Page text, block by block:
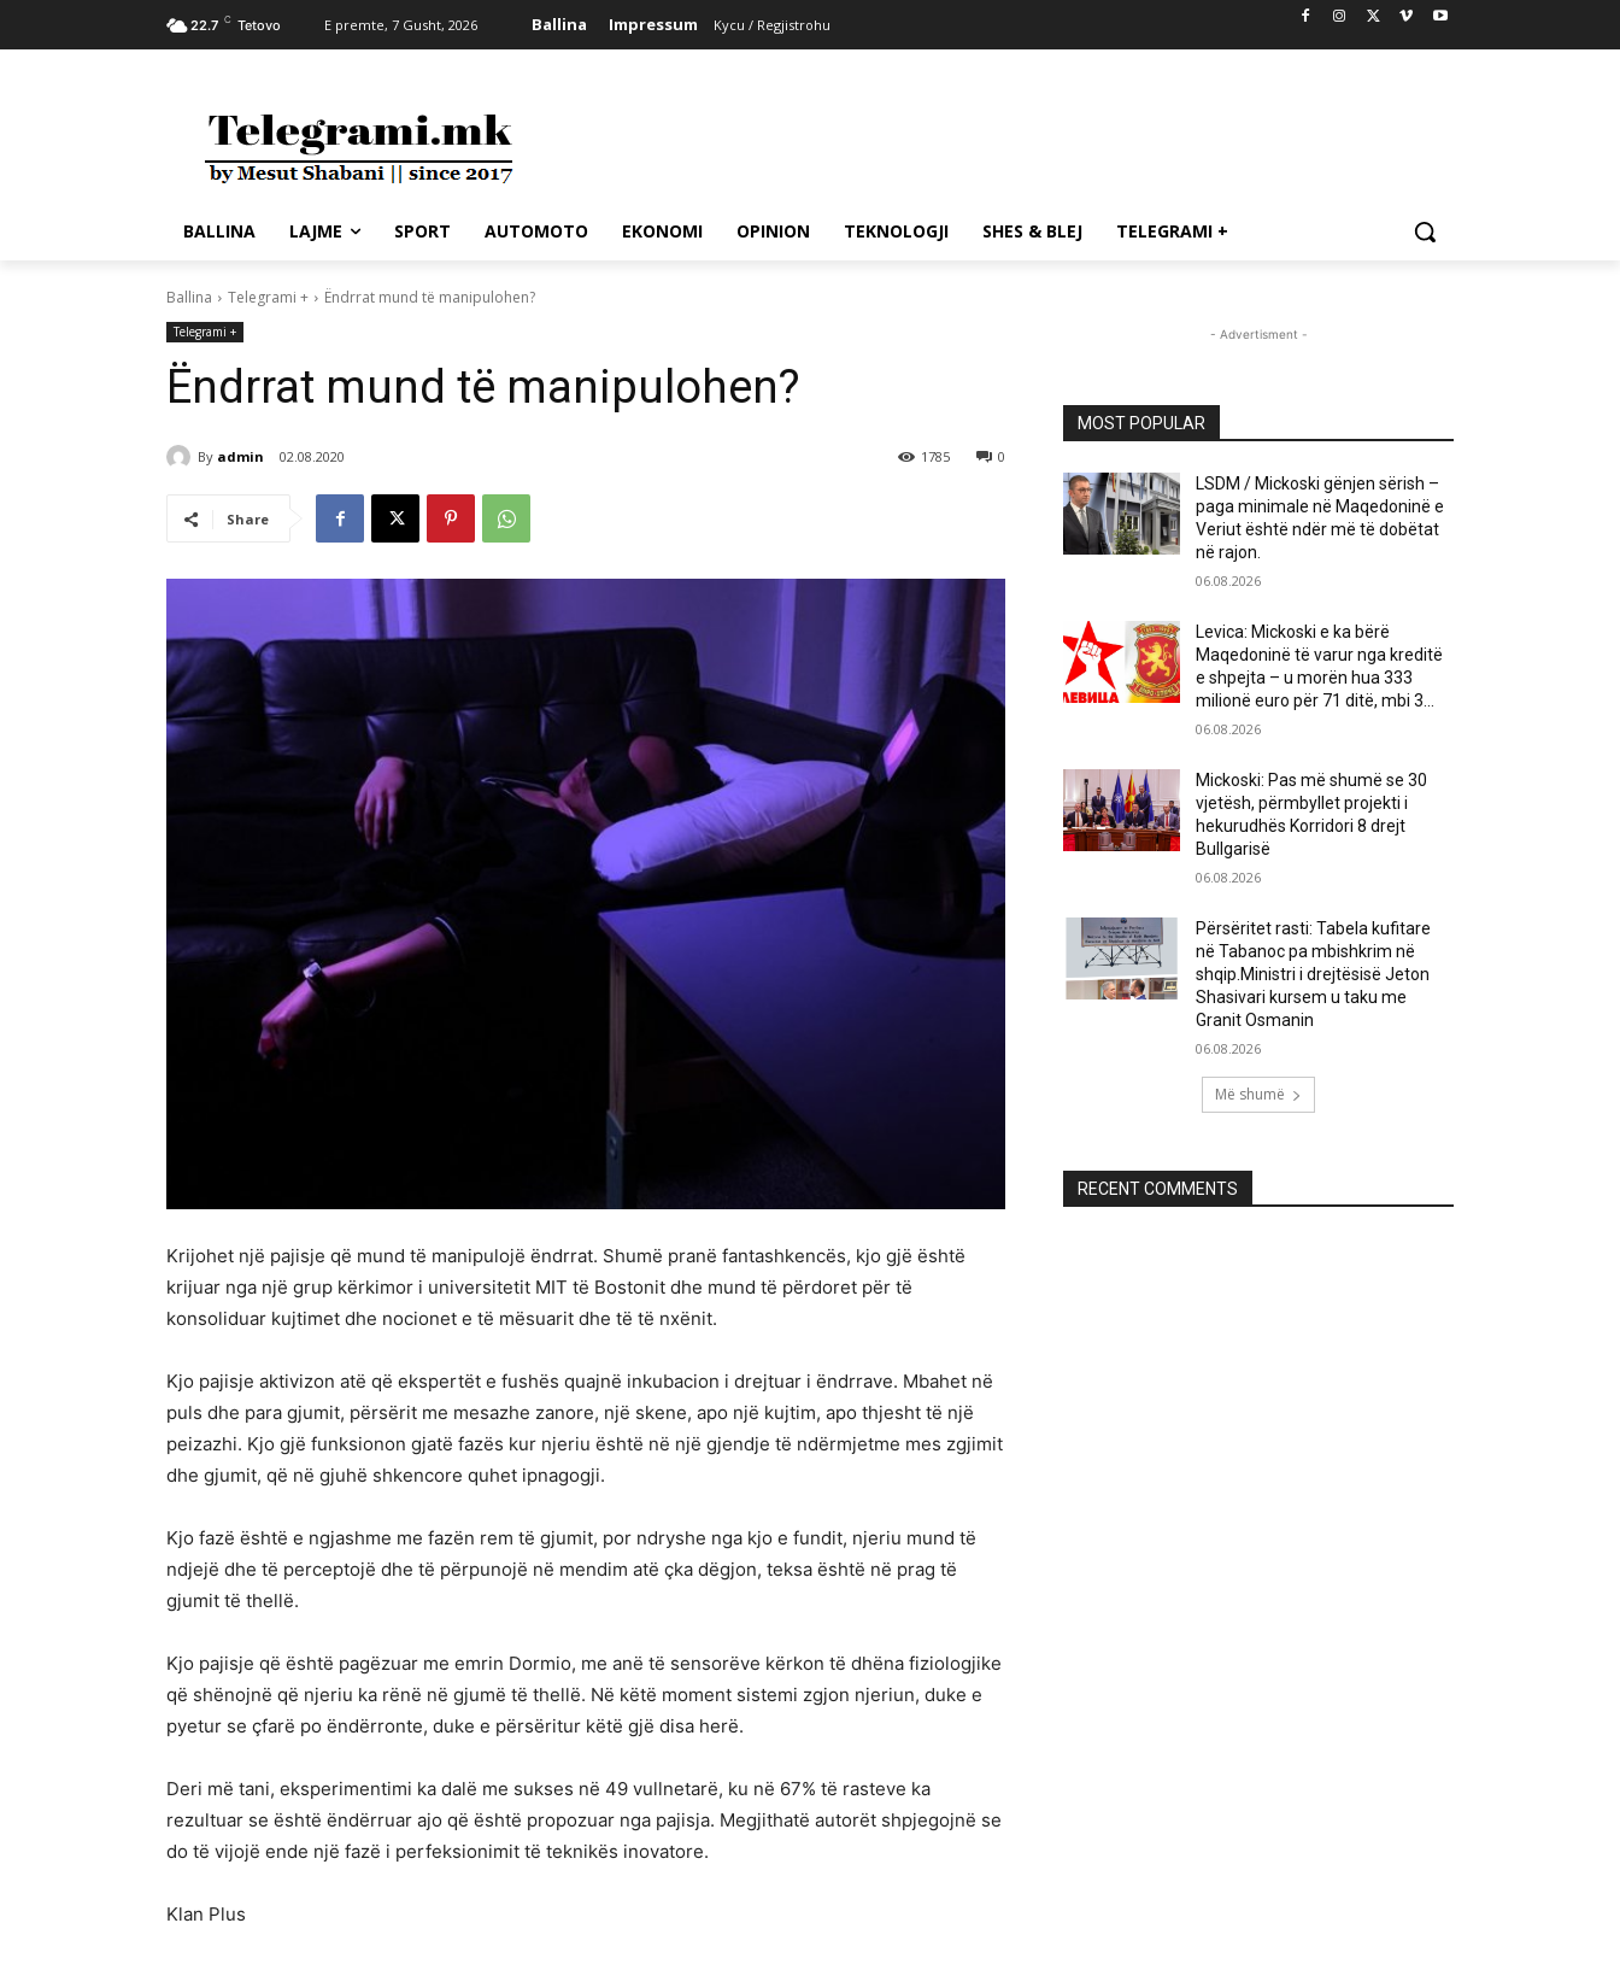
22.7 C Tetovo E premte, 7 Gusht, 2026 Ballina Impressum Kycu / Regjistrohu
BALLINA LAJME SPORT AUTOMOTO EKONOMI OPINION TEKNOLOGJI SHES & BLEJ TELEGRAMI +
Ballina Telegrami + Ëndrrat mund të manipulohen?
Telegrami +
Ëndrrat mund të manipulohen?
By admin 02.08.2020 0
1785
Share
Krijohet një pajisje që mund të manipulojë ëndrrat. Shumë pranë fantashkencës, kjo gjë është
krijuar nga një grup kërkimor i universitetit MIT të Bostonit dhe mund të përdoret për të
konsoliduar kujtimet dhe nocionet e të mësuarit dhe të të nxënit.
Kjo pajisje aktivizon atë që ekspertët e fushës quajnë inkubacion i drejtuar i ëndrrave. Mbahet në
puls dhe para gjumit, përsërit me mesazhe zanore, një skene, apo një kujtim, apo thjesht të një
peizazhi. Kjo gjë funksionon gjatë fazës kur njeriu është në një gjendje të ndërmjetme mes zgjimit
dhe gjumit, që në gjuhë shkencore quhet ipnagogji.
Kjo fazë është e ngjashme me fazën rem të gjumit, por ndryshe nga kjo e fundit, njeriu mund të
ndjejë dhe të perceptojë dhe të përpunojë në mendim atë çka dëgjon, teksa është në prag të
gjumit të thellë.
Kjo pajisje që është pagëzuar me emrin Dormio, me anë të sensorëve kërkon të dhëna fiziologjike
që shënojnë që njeriu ka rënë në gjumë të thellë. Në këtë moment sistemi zgjon njeriun, duke e
pyetur se çfarë po ëndërronte, duke e përsëritur këtë gjë disa herë.
Deri më tani, eksperimentimi ka dalë me sukses në 49 vullnetarë, ku në 67% të rasteve ka
rezultuar se është ëndërruar ajo që është propozuar nga pajisja. Megjithatë autorët shpjegojnë se
do të vijojë ende një fazë i perfeksionimit të teknikës inovatore.
Klan Plus
- Advertisment -
MOST POPULAR
LSDM / Mickoski gënjen sërish –
paga minimale në Maqedoninë e
Veriut është ndër më të dobëtat
në rajon.
06.08.2026
Levica: Mickoski e ka bërë
Maqedoninë të varur nga kreditë
e shpejta – u morën hua 333
milionë euro për 71 ditë, mbi 3...
06.08.2026
Mickoski: Pas më shumë se 30
vjetësh, përmbyllet projekti i
hekurudhës Korridori 8 drejt
Bullgarisë
06.08.2026
Përsëritet rasti: Tabela kufitare
në Tabanoc pa mbishkrim në
shqip.Ministri i drejtësisë Jeton
Shasivari kursem u taku me
Granit Osmanin
06.08.2026
Më shumë
RECENT COMMENTS